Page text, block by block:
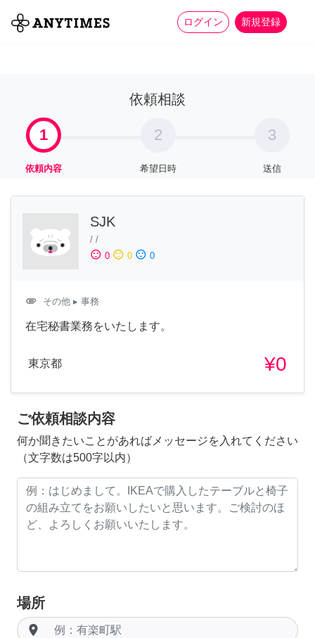
ログイン 新規登録
全て 家事 more_horiz
依頼相談
1
依頼内容
2
希望日時
3
送信
SJK
/ /
sentiment_satisfied 0 sentiment_neutral 0 sentiment_dissatisfied 0
attachment その他 ▸ 事務
在宅秘書業務をいたします。
東京都 ¥0
ご依頼相談内容
何か聞きたいことがあればメッセージを入れてください
（文字数は500字以内）
場所
room